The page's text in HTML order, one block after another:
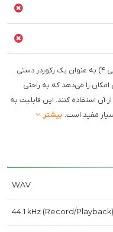
: Zoom PodTrak P4 (زوم پودترک پی ۴) به عنوان یک رکوردر دستی
را می‌دهد که به راحتی
آن استفاده کنند. این قابلیت به
مفید است. بیشتر
WAV
44.1 kHz (Record/Playback)